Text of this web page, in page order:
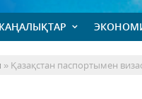
» Қазақстан паспортымен